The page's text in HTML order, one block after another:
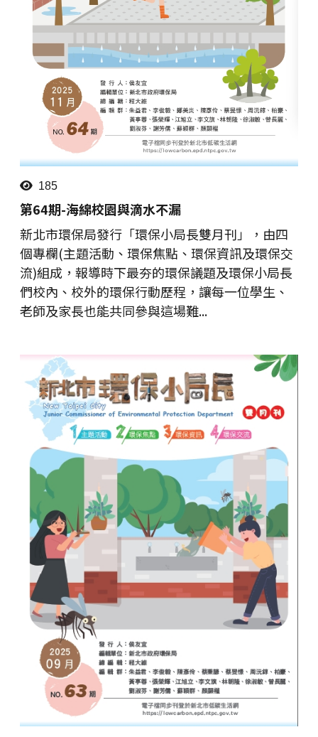
185
第64期-海綿校園與滴水不漏
新北市環保局發行「環保小局長雙月刊」，由四
個專欄(主題活動、環保焦點、環保資訊及環保交
流)組成，報導時下最夯的環保議題及環保小局長
們校內、校外的環保行動歷程，讓每一位學生、
老師及家長也能共同參與這場難...